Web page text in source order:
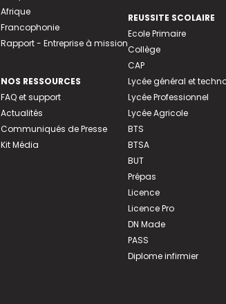
Afrique
Francophonie
Rapport - Entreprise à mission
NOS RESSOURCES
FAQ et support
Actualités
Communiqués de Presse
Kit Média
REUSSITE SCOLAIRE
Ecole Primaire
Collège
CAP
Lycée général et
Lycée Professionnel
Lycée Agricole
BTS
BTSA
BUT
Prépas
Licence
Licence Pro
DN Made
PASS
Diplome infirmier